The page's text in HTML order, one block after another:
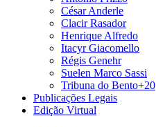
César Anderle
Clacir Rasador
Henrique Alfredo
Itacyr Giacomello
Régis Genehr
Suelen Marco Sassi
Tribuna do Bento+20
Publicações Legais
Edição Virtual